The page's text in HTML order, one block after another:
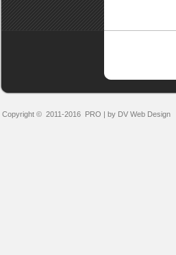
Copyright © 2011-2016 PRO | by DV Web Design